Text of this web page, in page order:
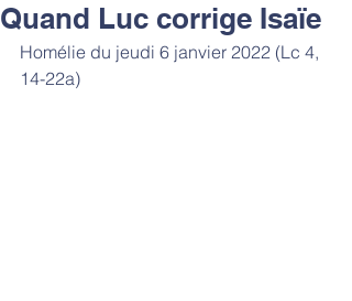
Quand Luc corrige Isaïe
Homélie du jeudi 6 janvier 2022 (Lc 4,
14-22a)